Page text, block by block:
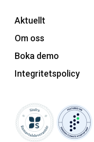
Aktuellt
Om oss
Boka demo
Integritetspolicy